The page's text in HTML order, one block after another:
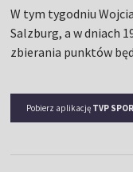
W tym tygodniu
Salzburg, a w dniach
zbierania punktów
Pobierz aplikację TVP